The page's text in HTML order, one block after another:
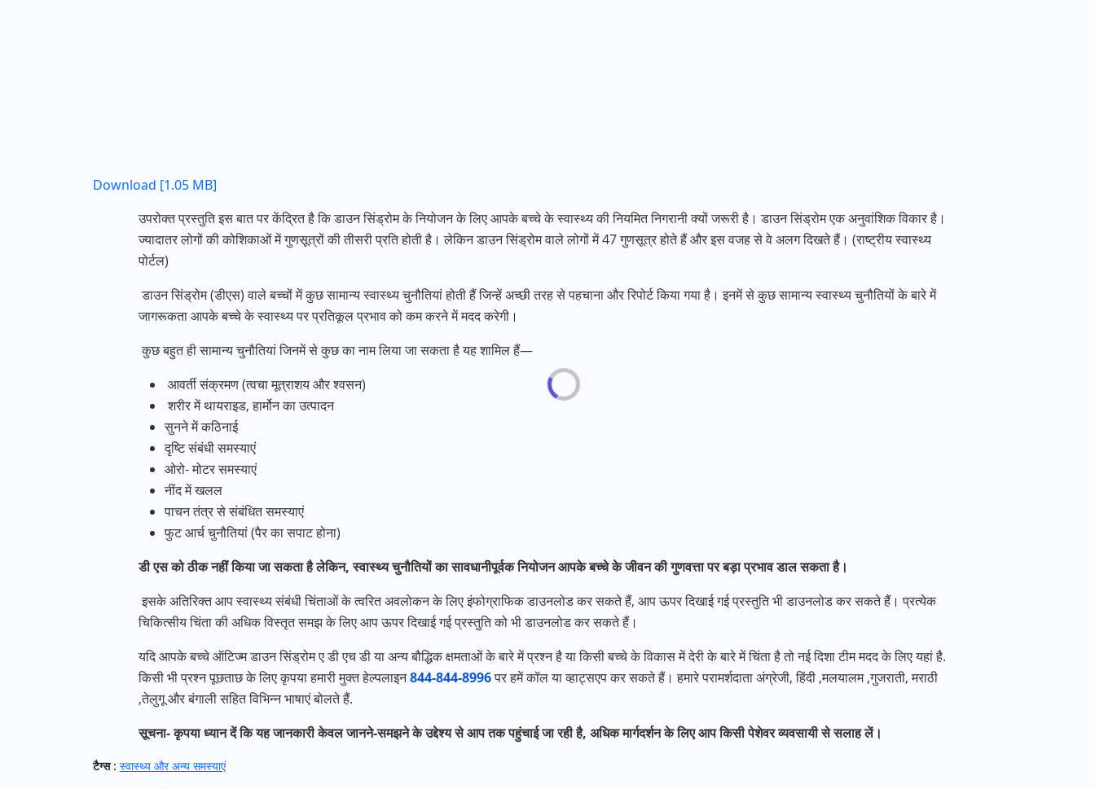
Download [1.05 MB]
उपरोक्त प्रस्तुति इस बात पर केंद्रित है कि डाउन सिंड्रोम के नियोजन के लिए आपके बच्चे के स्वास्थ्य की नियमित निगरानी क्यों जरूरी है। डाउन सिंड्रोम एक अनुवांशिक विकार है।
ज्यादातर लोगों की कोशिकाओं में गुणसूत्रों की तीसरी प्रति होती है। लेकिन डाउन सिंड्रोम वाले लोगों में 47 गुणसूत्र होते हैं और इस वजह से वे अलग दिखते हैं। (राष्ट्रीय स्वास्थ्य
पोर्टल)
डाउन सिंड्रोम (डीएस) वाले बच्चों में कुछ सामान्य स्वास्थ्य चुनौतियां होती हैं जिन्हें अच्छी तरह से पहचाना और रिपोर्ट किया गया है। इनमें से कुछ सामान्य स्वास्थ्य चुनौतियों के बारे में
जागरूकता आपके बच्चे के स्वास्थ्य पर प्रतिकूल प्रभाव को कम करने में मदद करेगी।
कुछ बहुत ही सामान्य चुनौतियां जिनमें से कुछ का नाम लिया जा सकता है यह शामिल हैं—
आवर्ती संक्रमण (त्वचा मूत्राशय और श्वसन)
शरीर में थायराइड, हार्मोन का उत्पादन
सुनने में कठिनाई
दृष्टि संबंधी समस्याएं
ओरो- मोटर समस्याएं
नींद में खलल
पाचन तंत्र से संबंधित समस्याएं
फुट आर्च चुनौतियां (पैर का सपाट होना)
डी एस को ठीक नहीं किया जा सकता है लेकिन, स्वास्थ्य चुनौतियों का सावधानीपूर्वक नियोजन आपके बच्चे के जीवन की गुणवत्ता पर बड़ा प्रभाव डाल सकता है।
इसके अतिरिक्त आप स्वास्थ्य संबंधी चिंताओं के त्वरित अवलोकन के लिए इंफोग्राफिक डाउनलोड कर सकते हैं, आप ऊपर दिखाई गई प्रस्तुति भी डाउनलोड कर सकते हैं। प्रत्येक
चिकित्सीय चिंता की अधिक विस्तृत समझ के लिए आप ऊपर दिखाई गई प्रस्तुति को भी डाउनलोड कर सकते हैं।
यदि आपके बच्चे ऑटिज्म डाउन सिंड्रोम ए डी एच डी या अन्य बौद्धिक क्षमताओं के बारे में प्रश्न है या किसी बच्चे के विकास में देरी के बारे में चिंता है तो नई दिशा टीम मदद के लिए यहां है.
किसी भी प्रश्न पूछताछ के लिए कृपया हमारी मुक्त हेल्पलाइन844-844-8996पर हमें कॉल या व्हाट्सएप कर सकते हैं। हमारे परामर्शदाता अंग्रेजी, हिंदी ,मलयालम ,गुजराती, मराठी
,तेलुगू और बंगाली सहित विभिन्न भाषाएं बोलते हैं.
सूचना- कृपया ध्यान दें कि यह जानकारी केवल जानने-समझने के उद्देश्य से आप तक पहुंचाई जा रही है, अधिक मार्गदर्शन के लिए आप किसी पेशेवर व्यवसायी से सलाह लें।
टैग्स : स्वास्थ्य और अन्य समस्याएं